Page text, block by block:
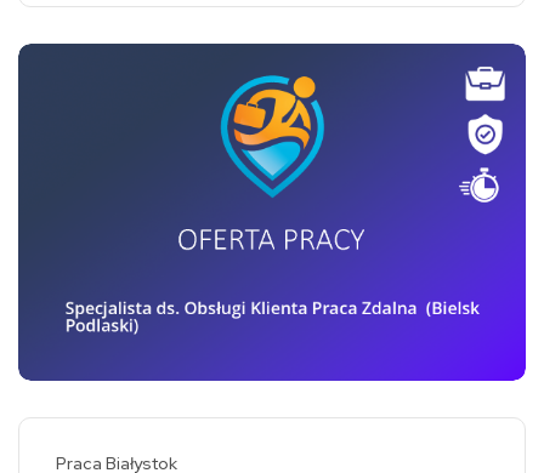
Praca Białystok